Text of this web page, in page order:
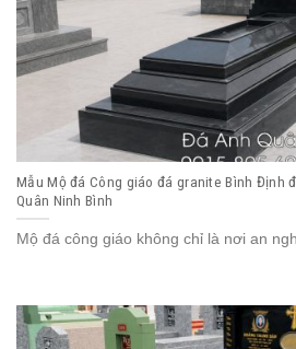
Mẫu Mộ đá Công giáo đá granite Bình Định
Quân Ninh Bình
Mộ đá công giáo không chỉ là nơi an